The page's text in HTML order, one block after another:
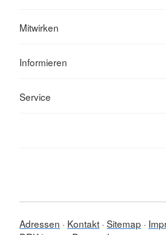
Mitwirken
Informieren
Service
Adressen Kontakt Sitemap